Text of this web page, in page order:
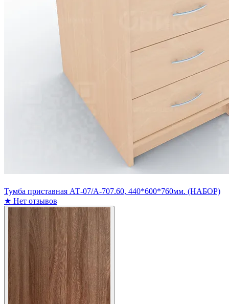
Тумба приставная АТ-07/А-707.60, 440*600*760мм. (НАБОР)
★ Нет отзывов